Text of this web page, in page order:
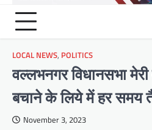
LOCAL NEWS, POLITICS
वल्लभनगर विधानसभा
बचाने के लिये में हर समय
November 3, 2023